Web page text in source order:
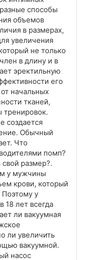
способы
объемов
в размерах,
увеличения
не только
в длину и в
эректильную
его
начальных
тканей,
тренировок.
создается
Обычный
Что
помп?
размер?.
у мужчины
крови, который
Поэтому у
18 лет всегда
ли вакуумная
ли увеличить
вакуумной.
насос